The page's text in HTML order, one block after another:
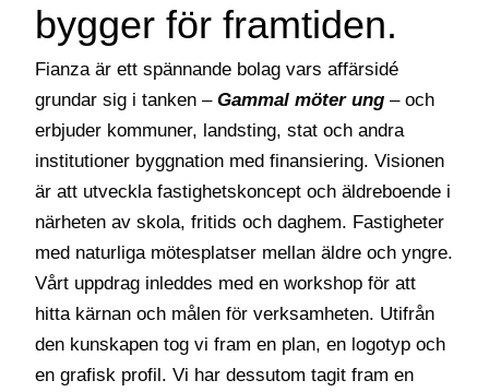
bygger för framtiden.
Fianza är ett spännande bolag vars affärsidé
grundar sig i tanken –Gammal möter ung – och
erbjuder kommuner, landsting, stat och andra
institutioner byggnation med finansiering. Visionen
är att utveckla fastighetskoncept och äldreboende i
närheten av skola, fritids och daghem. Fastigheter
med naturliga mötesplatser mellan äldre och yngre.
Vårt uppdrag inleddes med en workshop för att
hitta kärnan och målen för verksamheten. Utifrån
den kunskapen tog vi fram en plan, en logotyp och
en grafisk profil. Vi har dessutom tagit fram en